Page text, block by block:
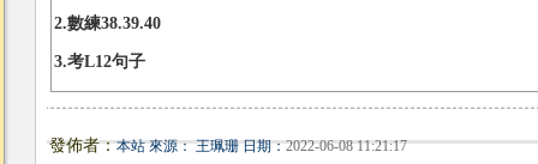
2.數練38.39.40
3.考L12句子
發佈者：本站 來源： 王珮珊 日期：2022-06-08 11:21:17